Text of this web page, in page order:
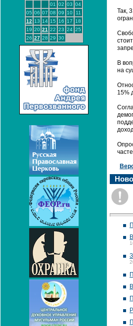
01 02 03 04
05 06 07 08 09 10
11
12 13 14 15 16 17
18
19 20 21 22 23 24 25
26 27 28 29 30
Так,
В
на
15%